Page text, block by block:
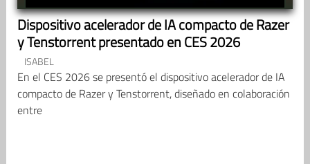
Dispositivo acelerador de IA compacto de Razer
y Tenstorrent presentado en CES 2026
ISABEL
En el CES 2026 se presentó el dispositivo acelerador de IA
compacto de Razer y Tenstorrent, diseñado en colaboración
entre